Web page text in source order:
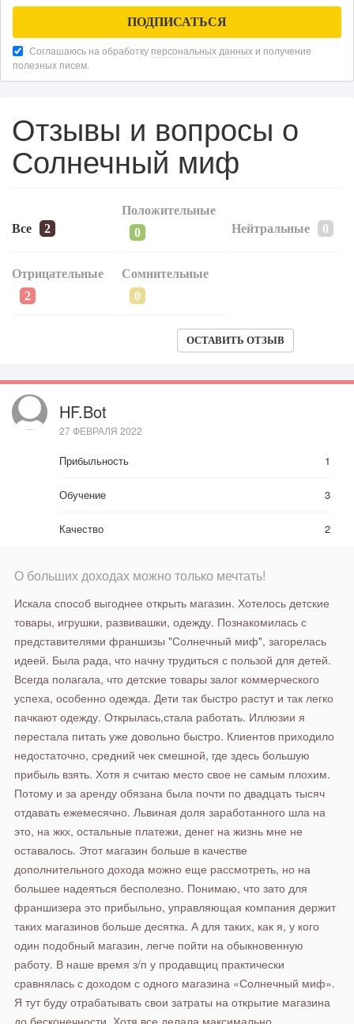
Конференции августа 2026: лучшие мероприятия месяца для
Соглашаюсь на обработку персональных данных и получение
полезных писем.
Отзывы и вопросы о
Солнечный миф
Все
Положительные
Нейтральные
Отрицательные Сомнительные
ОСТАВИТЬ ОТЗЫВ
HF.bot
27 ФЕВРАЛЯ 2022
Прибыльность 1
Обучение 3
Качество 2
О больших доходах можно только мечтать!
Искала способ выгоднее открыть магазин. Хотелось детские
товары, игрушки, развивашки, одежду. Познакомилась с
представителями франшизы "Солнечный миф", загорелась
идеей. Была рада, что начну трудиться с пользой для детей.
Всегда полагала, что детские товары залог коммерческого
успеха, особенно одежда. Дети так быстро растут и так легко
пачкают одежду. Открылась,стала работать. Иллюзии я
перестала питать уже довольно быстро. Клиентов приходило
недостаточно, средний чек смешной, где здесь большую
прибыль взять. Хотя я считаю место свое не самым плохим.
Потому и за аренду обязана была почти по двадцать тысяч
отдавать ежемесячно. Львиная доля заработанного шла на
это, на жкх, остальные платежи, денег на жизнь мне не
оставалось. Этот магазин больше в качестве
дополнительного дохода можно еще рассмотреть, но на
большее надеяться бесполезно. Понимаю, что зато для
франшизера это прибыльно, управляющая компания держит
таких магазинов больше десятка. А для таких, как я, у кого
один подобный магазин, легче пойти на обыкновенную
работу. В наше время з/п у продавщиц практически
сравнялась с доходом с одного магазина «Солнечный миф».
Я тут буду отрабатывать свои затраты на открытие магазина